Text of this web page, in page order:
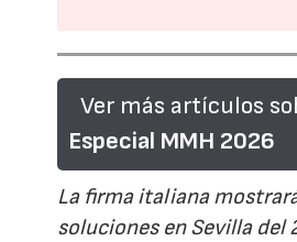
Ver más artículos
Especial MMH 2026
La firma italiana
soluciones en Sevilla del